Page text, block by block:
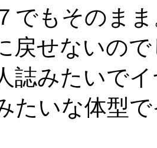
でもそのま
戻せないの
誌みたいで
たいな体型